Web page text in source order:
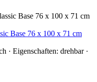
Base 76 x 100 x 71 cm
· Eigenschaften: drehbar ·